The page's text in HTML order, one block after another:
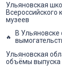
Ульяновская
Всероссийского
музеев
В Ульяновске
Ульяновская
объёмы выпуска